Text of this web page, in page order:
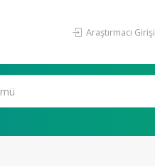
Araştırmacı Girişi